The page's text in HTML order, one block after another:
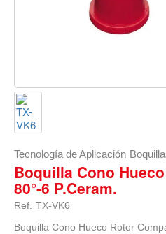
Tecnología de Aplicación
Boquilla Cono
80°-6 P.Ceram.
Ref. TX-VK6
Boquilla Cono Hueco Rotor